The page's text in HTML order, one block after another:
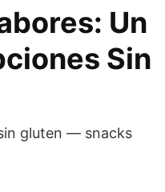
Un
Sin